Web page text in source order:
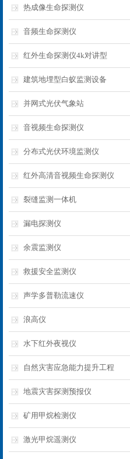
热成像生命探测仪
音频生命探测仪
红外生命探测仪4k对讲型
建筑地埋型白蚁监测设备
并网式光伏气象站
音视频生命探测仪
分布式光伏环境监测仪
红外高清音视频生命探测仪
裂缝监测一体机
漏电探测仪
余震监测仪
救援安全监测仪
声学多普勒流速仪
浪高仪
水下红外夜视仪
自然灾害应急能力提升工程
地震灾害探测预报仪
矿用甲烷检测仪
激光甲烷遥测仪